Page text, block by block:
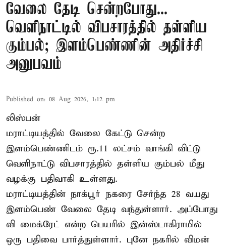
வேலை தேடி சென்றபோது...
வெளிநாட்டில் விபசாரத்தில் தள்ளிய
கும்பல்; இளம்பெண்ணின் அதிர்ச்சி
அனுபவம்
Published on: 08 Aug 2026, 1:12 pm
லிஸ்பன்
மராட்டியத்தில் வேலை கேட்டு சென்ற
இளம்பெண்ணிடம் ரூ.11 லட்சம் வாங்கி விட்டு
வெளிநாட்டு விபசாரத்தில் தள்ளிய கும்பல் மீது
வழக்கு பதிவாகி உள்ளது.
மராட்டியத்தின் நாக்பூர் நகரை சேர்ந்த 28 வயது
இளம்பெண் வேலை தேடி வந்துள்ளார். அப்போது
வி மைக்ரேட் என்ற பெயரில் இன்ஸ்டாகிராமில்
ஒரு பதிவை பார்த்துள்ளார். புனே நகரில் விமன்